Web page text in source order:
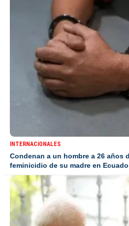
INTERNACIONALES
Condenan a un hombre a 26 años
feminicidio de su madre en